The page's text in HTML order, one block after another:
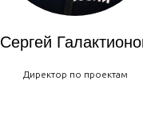
Сергей
Директор по проектам